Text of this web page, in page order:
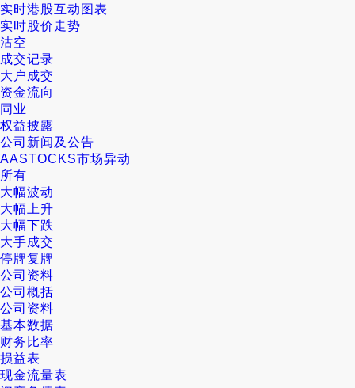
实时港股互动图表
实时股价走势
沽空
成交记录
大户成交
资金流向
同业
权益披露
公司新闻及公告
AASTOCKS市场异动
所有
大幅波动
大幅上升
大幅下跌
大手成交
停牌复牌
公司资料
公司概括
公司资料
基本数据
财务比率
损益表
现金流量表